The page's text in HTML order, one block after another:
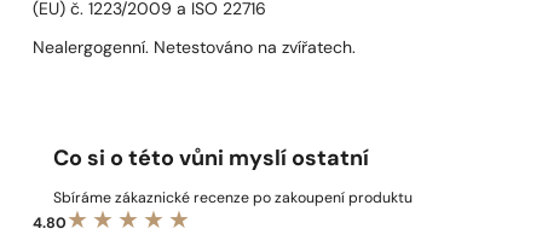
(EU) č. 1223/2009 a ISO 22716
Nealergogenní. Netestováno na zvířatech.
Co si o této vůni myslí ostatní
Sbíráme zákaznické recenze po zakoupení produktu
4.80